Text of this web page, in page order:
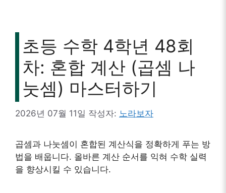
초등 수학 4학년 48회
차: 혼합 계산 (곱셈 나
눗셈) 마스터하기
2026년 07월 11일 작성자: 노라보자
곱셈과 나눗셈이 혼합된 계산식을 정확하게 푸는 방
법을 배웁니다. 올바른 계산 순서를 익혀 수학 실력
을 향상시킬 수 있습니다.